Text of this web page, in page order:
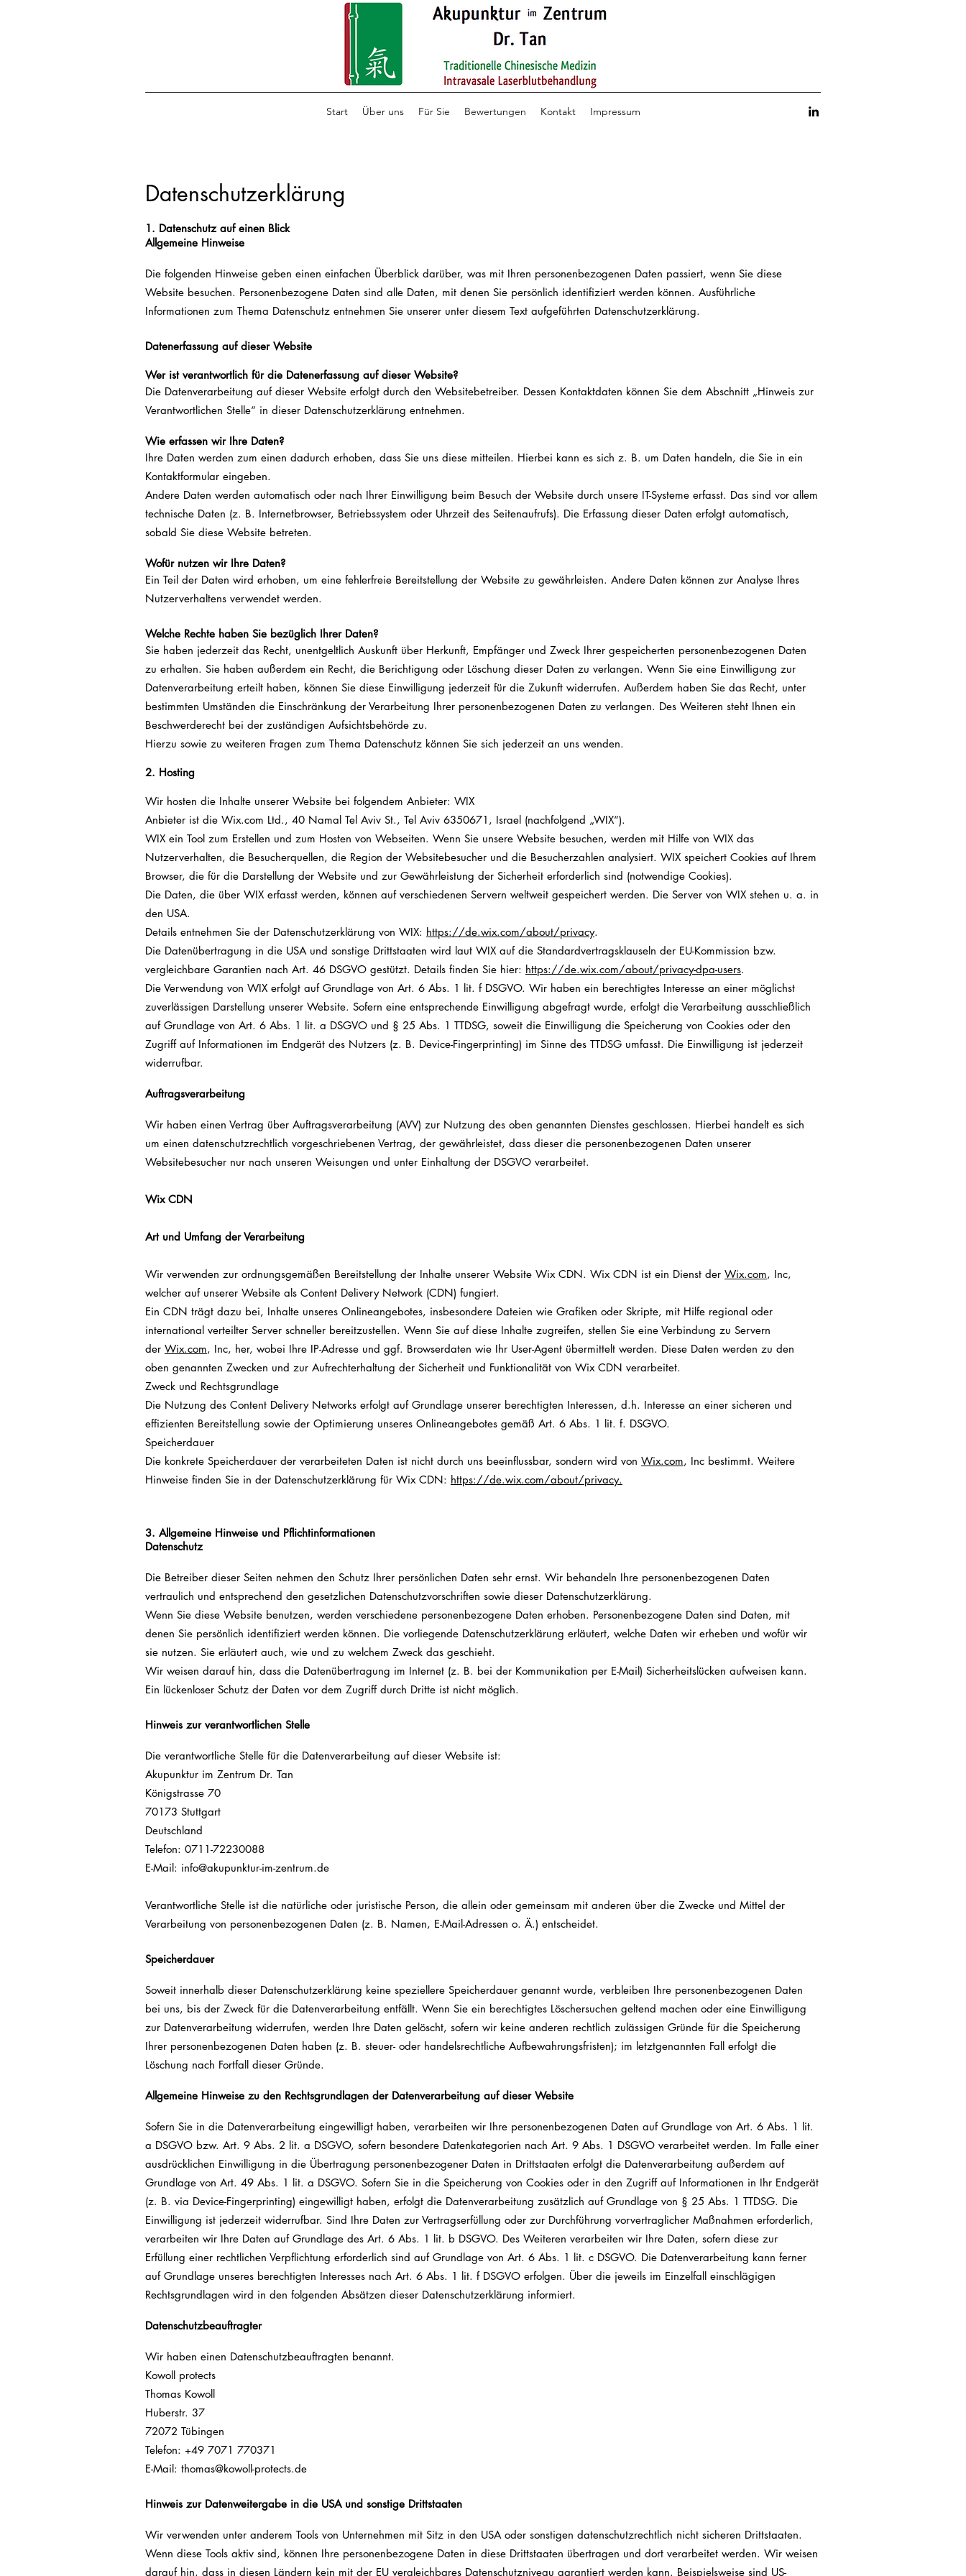
Start Über uns Für Sie Bewertungen Kontakt Impressum
Datenschutz­erklärung
1. Datenschutz auf einen Blick
Allgemeine Hinweise
Die folgenden Hinweise geben einen einfachen Überblick darüber, was mit Ihren personenbezogenen Daten passiert, wenn Sie diese
Website besuchen. Personenbezogene Daten sind alle Daten, mit denen Sie persönlich identifiziert werden können. Ausführliche
Informationen zum Thema Datenschutz entnehmen Sie unserer unter diesem Text aufgeführten Datenschutzerklärung.
Datenerfassung auf dieser Website
Wer ist verantwortlich für die Datenerfassung auf dieser Website?
Die Datenverarbeitung auf dieser Website erfolgt durch den Websitebetreiber. Dessen Kontaktdaten können Sie dem Abschnitt „Hinweis zur
Verantwortlichen Stelle“ in dieser Datenschutzerklärung entnehmen.
Wie erfassen wir Ihre Daten?
Ihre Daten werden zum einen dadurch erhoben, dass Sie uns diese mitteilen. Hierbei kann es sich z. B. um Daten handeln, die Sie in ein
Kontaktformular eingeben.
Andere Daten werden automatisch oder nach Ihrer Einwilligung beim Besuch der Website durch unsere IT-Systeme erfasst. Das sind vor allem
technische Daten (z. B. Internetbrowser, Betriebssystem oder Uhrzeit des Seitenaufrufs). Die Erfassung dieser Daten erfolgt automatisch,
sobald Sie diese Website betreten.
Wofür nutzen wir Ihre Daten?
Ein Teil der Daten wird erhoben, um eine fehlerfreie Bereitstellung der Website zu gewährleisten. Andere Daten können zur Analyse Ihres
Nutzerverhaltens verwendet werden.
Welche Rechte haben Sie bezüglich Ihrer Daten?
Sie haben jederzeit das Recht, unentgeltlich Auskunft über Herkunft, Empfänger und Zweck Ihrer gespeicherten personenbezogenen Daten
zu erhalten. Sie haben außerdem ein Recht, die Berichtigung oder Löschung dieser Daten zu verlangen. Wenn Sie eine Einwilligung zur
Datenverarbeitung erteilt haben, können Sie diese Einwilligung jederzeit für die Zukunft widerrufen. Außerdem haben Sie das Recht, unter
bestimmten Umständen die Einschränkung der Verarbeitung Ihrer personenbezogenen Daten zu verlangen. Des Weiteren steht Ihnen ein
Beschwerderecht bei der zuständigen Aufsichtsbehörde zu.
Hierzu sowie zu weiteren Fragen zum Thema Datenschutz können Sie sich jederzeit an uns wenden.
2. Hosting
Wir hosten die Inhalte unserer Website bei folgendem Anbieter: WIX
Anbieter ist die Wix.com Ltd., 40 Namal Tel Aviv St., Tel Aviv 6350671, Israel (nachfolgend „WIX“).
WIX ein Tool zum Erstellen und zum Hosten von Webseiten. Wenn Sie unsere Website besuchen, werden mit Hilfe von WIX das
Nutzerverhalten, die Besucherquellen, die Region der Websitebesucher und die Besucherzahlen analysiert. WIX speichert Cookies auf Ihrem
Browser, die für die Darstellung der Website und zur Gewährleistung der Sicherheit erforderlich sind (notwendige Cookies).
Die Daten, die über WIX erfasst werden, können auf verschiedenen Servern weltweit gespeichert werden. Die Server von WIX stehen u. a. in
den USA.
Details entnehmen Sie der Datenschutzerklärung von WIX: https://de.wix.com/about/privacy.
Die Datenübertragung in die USA und sonstige Drittstaaten wird laut WIX auf die Standardvertragsklauseln der EU-Kommission bzw.
vergleichbare Garantien nach Art. 46 DSGVO gestützt. Details finden Sie hier: https://de.wix.com/about/privacy-dpa-users.
Die Verwendung von WIX erfolgt auf Grundlage von Art. 6 Abs. 1 lit. f DSGVO. Wir haben ein berechtigtes Interesse an einer möglichst
zuverlässigen Darstellung unserer Website. Sofern eine entsprechende Einwilligung abgefragt wurde, erfolgt die Verarbeitung ausschließlich
auf Grundlage von Art. 6 Abs. 1 lit. a DSGVO und § 25 Abs. 1 TTDSG, soweit die Einwilligung die Speicherung von Cookies oder den
Zugriff auf Informationen im Endgerät des Nutzers (z. B. Device-Fingerprinting) im Sinne des TTDSG umfasst. Die Einwilligung ist jederzeit
widerrufbar.
Auftragsverarbeitung
Wir haben einen Vertrag über Auftragsverarbeitung (AVV) zur Nutzung des oben genannten Dienstes geschlossen. Hierbei handelt es sich
um einen datenschutzrechtlich vorgeschriebenen Vertrag, der gewährleistet, dass dieser die personenbezogenen Daten unserer
Websitebesucher nur nach unseren Weisungen und unter Einhaltung der DSGVO verarbeitet.
Wix CDN
Art und Umfang der Verarbeitung
Wir verwenden zur ordnungsgemäßen Bereitstellung der Inhalte unserer Website Wix CDN. Wix CDN ist ein Dienst der Wix.com, Inc,
welcher auf unserer Website als Content Delivery Network (CDN) fungiert.
Ein CDN trägt dazu bei, Inhalte unseres Onlineangebotes, insbesondere Dateien wie Grafiken oder Skripte, mit Hilfe regional oder
international verteilter Server schneller bereitzustellen. Wenn Sie auf diese Inhalte zugreifen, stellen Sie eine Verbindung zu Servern
der Wix.com, Inc, her, wobei Ihre IP-Adresse und ggf. Browserdaten wie Ihr User-Agent übermittelt werden. Diese Daten werden zu den
oben genannten Zwecken und zur Aufrechterhaltung der Sicherheit und Funktionalität von Wix CDN verarbeitet.
Zweck und Rechtsgrundlage
Die Nutzung des Content Delivery Networks erfolgt auf Grundlage unserer berechtigten Interessen, d.h. Interesse an einer sicheren und
effizienten Bereitstellung sowie der Optimierung unseres Onlineangebotes gemäß Art. 6 Abs. 1 lit. f. DSGVO.
Speicherdauer
Die konkrete Speicherdauer der verarbeiteten Daten ist nicht durch uns beeinflussbar, sondern wird von Wix.com, Inc bestimmt. Weitere
Hinweise finden Sie in der Datenschutzerklärung für Wix CDN: https://de.wix.com/about/privacy.
3. Allgemeine Hinweise und Pflicht­informationen
Datenschutz
Die Betreiber dieser Seiten nehmen den Schutz Ihrer persönlichen Daten sehr ernst. Wir behandeln Ihre personenbezogenen Daten
vertraulich und entsprechend den gesetzlichen Datenschutzvorschriften sowie dieser Datenschutzerklärung.
Wenn Sie diese Website benutzen, werden verschiedene personenbezogene Daten erhoben. Personenbezogene Daten sind Daten, mit
denen Sie persönlich identifiziert werden können. Die vorliegende Datenschutzerklärung erläutert, welche Daten wir erheben und wofür wir
sie nutzen. Sie erläutert auch, wie und zu welchem Zweck das geschieht.
Wir weisen darauf hin, dass die Datenübertragung im Internet (z. B. bei der Kommunikation per E-Mail) Sicherheitslücken aufweisen kann.
Ein lückenloser Schutz der Daten vor dem Zugriff durch Dritte ist nicht möglich.
Hinweis zur verantwortlichen Stelle
Die verantwortliche Stelle für die Datenverarbeitung auf dieser Website ist:
Akupunktur im Zentrum Dr. Tan
Königstrasse 70
70173 Stuttgart
Deutschland
Telefon: 0711-72230088
E-Mail: info@akupunktur-im-zentrum.de
Verantwortliche Stelle ist die natürliche oder juristische Person, die allein oder gemeinsam mit anderen über die Zwecke und Mittel der
Verarbeitung von personenbezogenen Daten (z. B. Namen, E-Mail-Adressen o. Ä.) entscheidet.
Speicherdauer
Soweit innerhalb dieser Datenschutzerklärung keine speziellere Speicherdauer genannt wurde, verbleiben Ihre personenbezogenen Daten
bei uns, bis der Zweck für die Datenverarbeitung entfällt. Wenn Sie ein berechtigtes Löschersuchen geltend machen oder eine Einwilligung
zur Datenverarbeitung widerrufen, werden Ihre Daten gelöscht, sofern wir keine anderen rechtlich zulässigen Gründe für die Speicherung
Ihrer personenbezogenen Daten haben (z. B. steuer- oder handelsrechtliche Aufbewahrungsfristen); im letztgenannten Fall erfolgt die
Löschung nach Fortfall dieser Gründe.
Allgemeine Hinweise zu den Rechtsgrundlagen der Datenverarbeitung auf dieser Website
Sofern Sie in die Datenverarbeitung eingewilligt haben, verarbeiten wir Ihre personenbezogenen Daten auf Grundlage von Art. 6 Abs. 1 lit.
a DSGVO bzw. Art. 9 Abs. 2 lit. a DSGVO, sofern besondere Datenkategorien nach Art. 9 Abs. 1 DSGVO verarbeitet werden. Im Falle einer
ausdrücklichen Einwilligung in die Übertragung personenbezogener Daten in Drittstaaten erfolgt die Datenverarbeitung außerdem auf
Grundlage von Art. 49 Abs. 1 lit. a DSGVO. Sofern Sie in die Speicherung von Cookies oder in den Zugriff auf Informationen in Ihr Endgerät
(z. B. via Device-Fingerprinting) eingewilligt haben, erfolgt die Datenverarbeitung zusätzlich auf Grundlage von § 25 Abs. 1 TTDSG. Die
Einwilligung ist jederzeit widerrufbar. Sind Ihre Daten zur Vertragserfüllung oder zur Durchführung vorvertraglicher Maßnahmen erforderlich,
verarbeiten wir Ihre Daten auf Grundlage des Art. 6 Abs. 1 lit. b DSGVO. Des Weiteren verarbeiten wir Ihre Daten, sofern diese zur
Erfüllung einer rechtlichen Verpflichtung erforderlich sind auf Grundlage von Art. 6 Abs. 1 lit. c DSGVO. Die Datenverarbeitung kann ferner
auf Grundlage unseres berechtigten Interesses nach Art. 6 Abs. 1 lit. f DSGVO erfolgen. Über die jeweils im Einzelfall einschlägigen
Rechtsgrundlagen wird in den folgenden Absätzen dieser Datenschutzerklärung informiert.
Datenschutz­beauftragter
Wir haben einen Datenschutzbeauftragten benannt.
Kowoll protects
Thomas Kowoll
Huberstr. 37
72072 Tübingen
Telefon: +49 7071 770371
E-Mail: thomas@kowoll-protects.de
Hinweis zur Datenweitergabe in die USA und sonstige Drittstaaten
Wir verwenden unter anderem Tools von Unternehmen mit Sitz in den USA oder sonstigen datenschutzrechtlich nicht sicheren Drittstaaten.
Wenn diese Tools aktiv sind, können Ihre personenbezogene Daten in diese Drittstaaten übertragen und dort verarbeitet werden. Wir weisen
darauf hin, dass in diesen Ländern kein mit der EU vergleichbares Datenschutzniveau garantiert werden kann. Beispielsweise sind US-